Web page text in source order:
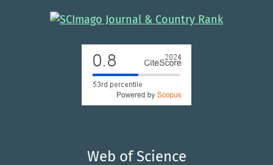
Rovai A.S. (2020-01-01)
Sedimentary Environments of Mangrove Coasts, 295-334.
10.1016/B978-0-12-816437-2.00001-X
Web of Science